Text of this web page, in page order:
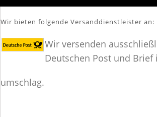
Wir bieten folgende Versanddienstleister an:
Wir versenden
Deutschen Post und
umschlag.